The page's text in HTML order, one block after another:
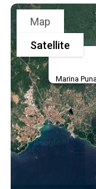
Marina
Map
Satellite